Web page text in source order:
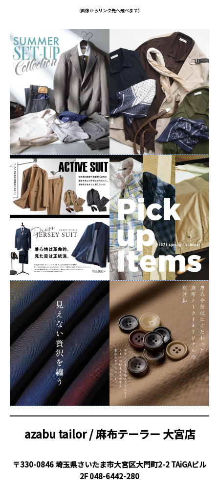
(画像からリンク先へ飛べます)
azabu tailor / 麻布テーラー 大宮店
〒330-0846 埼玉県さいたま市大宮区大門町2-2 TAiGAビル
2F048-6442-280